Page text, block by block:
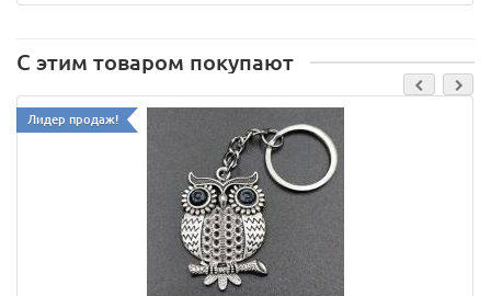
С этим товаром покупают
Лидер продаж!